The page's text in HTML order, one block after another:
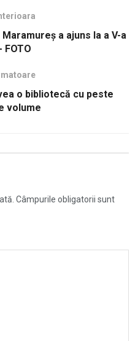
a ajuns la a V-a
FOTO
o bibliotecă cu peste
volume
Câmpurile obligatorii sunt